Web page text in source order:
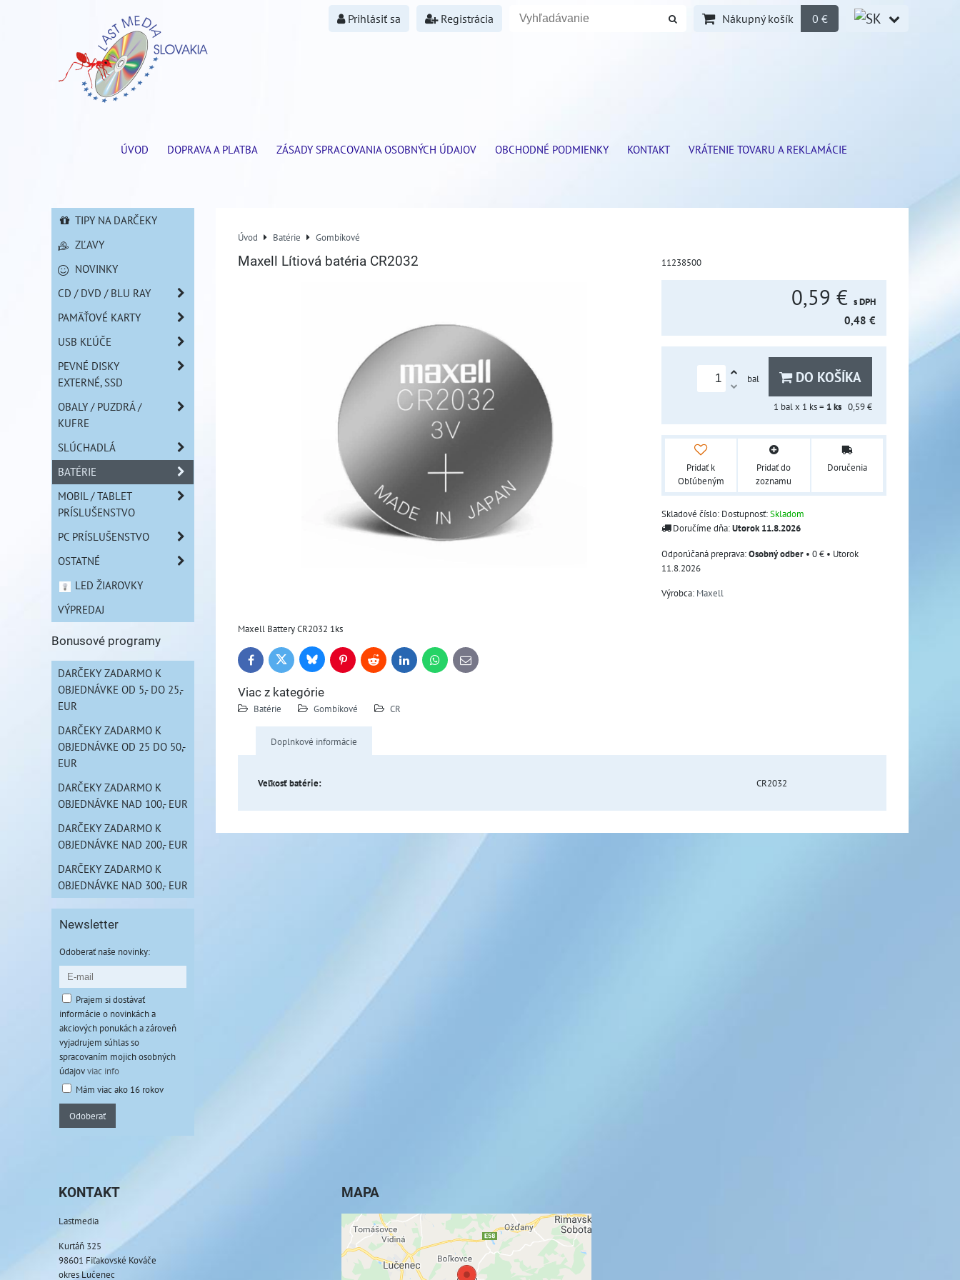
Prihlásiť sa Registrácia Nákupný košík 0 €
ÚVOD DOPRAVA A PLATBA ZÁSADY SPRACOVANIA OSOBNÝCH ÚDAJOV OBCHODNÉ PODMIENKY KONTAKT VRÁTENIE TOVARU A REKLAMÁCIE
Úvod Batérie Gombíkové
Maxell Lítiová batéria CR2032 11238500
0,59 € s DPH
0,48 €
bal DO KOŠÍKA
1 bal x 1 ks = 1ks 0,59 €
Pridať k
Obľúbeným
Pridať do
zoznamu
Doručenia
Skladové číslo: Dostupnosť:Skladom
Doručíme dňa:Utorok11.8.2026
Osobný odber • 0 € • Utorok
11.8.2026
Výrobca: Maxell
Maxell Battery CR2032 1ks
FacebookTwitter BlueskyPinterestReddit LinkedInWhatsApp
E-
mail
Viac z kategórie
Batérie Gombíkové CR
Doplnkové informácie
Veľkosť batérie: CR2032
TIPY NA DARČEKY
ZĽAVY
NOVINKY
CD / DVD / BLU RAY
PAMÄŤOVÉ KARTY
USB KĽÚČE
PEVNÉ DISKY
EXTERNÉ, SSD
OBALY / PUZDRÁ /
KUFRE
SLÚCHADLÁ
BATÉRIE
MOBIL / TABLET
PRÍSLUŠENSTVO
PC PRÍSLUŠENSTVO
OSTATNÉ
LED ŽIAROVKY
VÝPREDAJ
Bonusové programy
DARČEKY ZADARMO K
OBJEDNÁVKE OD 5,- DO 25,-
EUR
DARČEKY ZADARMO K
OBJEDNÁVKE OD 25 DO 50,-
EUR
DARČEKY ZADARMO K
OBJEDNÁVKE NAD 100,- EUR
DARČEKY ZADARMO K
OBJEDNÁVKE NAD 200,- EUR
DARČEKY ZADARMO K
OBJEDNÁVKE NAD 300,- EUR
Newsletter
Odoberať naše novinky:
Prajem si dostávať
informácie o novinkách a
akciových ponukách a zároveň
vyjadrujem súhlas so
spracovaním mojich osobných
údajovviac info
Mám viac ako 16 rokov
Odoberať
KONTAKT
Lastmedia
Kurtáň 325
98601 Fiľakovské Kováče
okres Lučenec
MAPA
Externý obsah je blokovaný Voľbami
súkromia